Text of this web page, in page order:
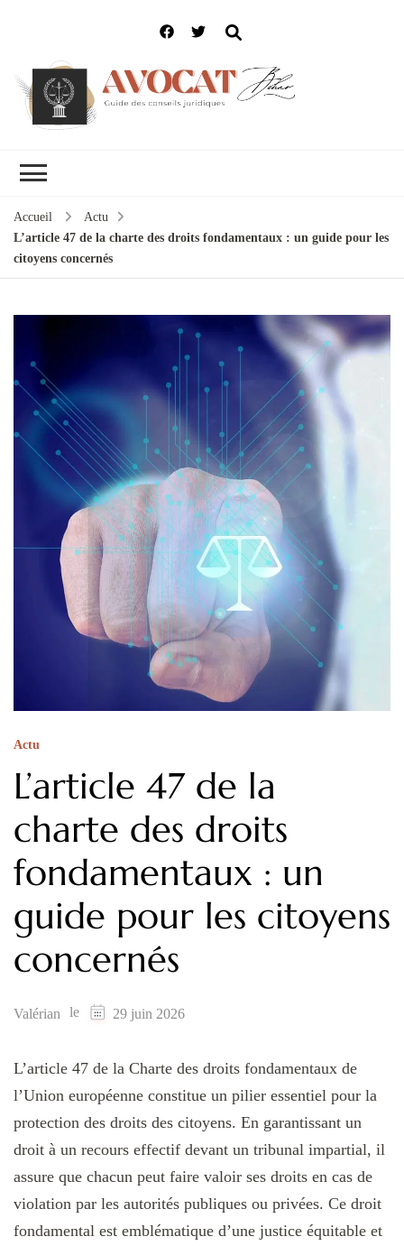
Accueil
Actu
L’article 47 de la charte des droits fondamentaux : un guide pour les
citoyens concernés
Actu
L’article 47 de la
charte des droits
fondamentaux : un
guide pour les citoyens
concernés
Valérian le 29 juin 2026
L’article 47 de la Charte des droits fondamentaux de
l’Union européenne constitue un pilier essentiel pour la
protection des droits des citoyens. En garantissant un
droit à un recours effectif devant un tribunal impartial, il
assure que chacun peut faire valoir ses droits en cas de
violation par les autorités publiques ou privées. Ce droit
fondamental est emblématique d’une justice équitable et